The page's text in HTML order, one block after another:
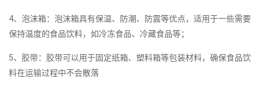
4、泡沫箱：泡沫箱具有保温、防潮、防震等优点，适用于一些需要
保持温度的食品饮料，如冷冻食品、冷藏食品等；
5、胶带：胶带可以用于固定纸箱、塑料箱等包装材料，确保食品饮
料在运输过程中不会散落